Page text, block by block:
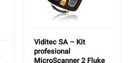
Viditec SA – Kit
profesional
MicroScanner 2 Fluke